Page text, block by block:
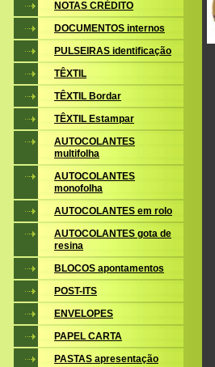
NOTAS CRÉDITO
DOCUMENTOS internos
PULSEIRAS identificação
TÊXTIL
TÊXTIL Bordar
TÊXTIL Estampar
AUTOCOLANTES
multifolha
AUTOCOLANTES
monofolha
AUTOCOLANTES em rolo
AUTOCOLANTES gota de
resina
BLOCOS apontamentos
POST-ITS
ENVELOPES
PAPEL CARTA
PASTAS apresentação